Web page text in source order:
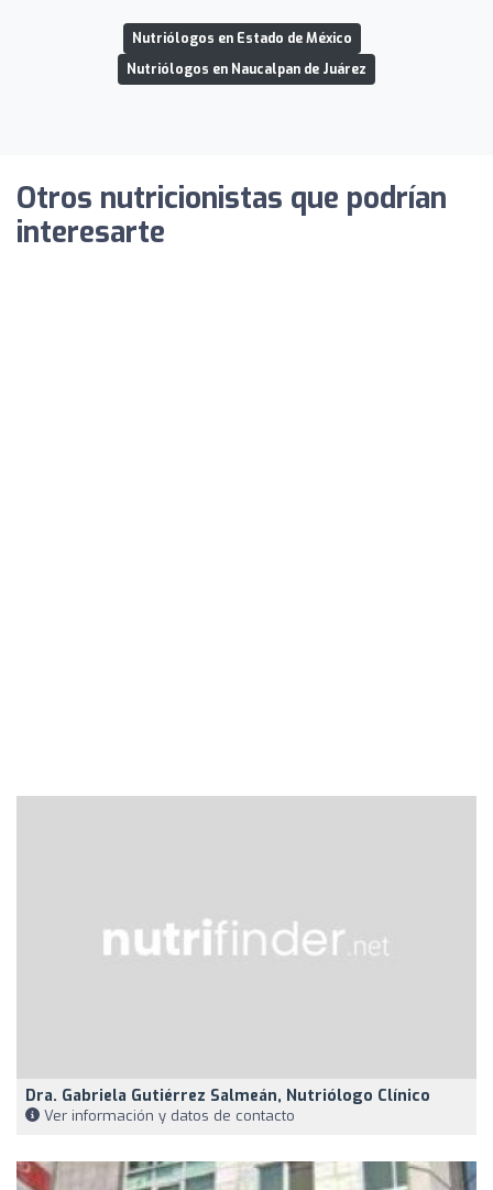
Nutriólogos en Estado de México
Nutriólogos en Naucalpan de Juárez
Otros nutricionistas que podrían
interesarte
Dra. Gabriela Gutiérrez Salmeán, Nutriólogo Clínico
Ver información y datos de contacto